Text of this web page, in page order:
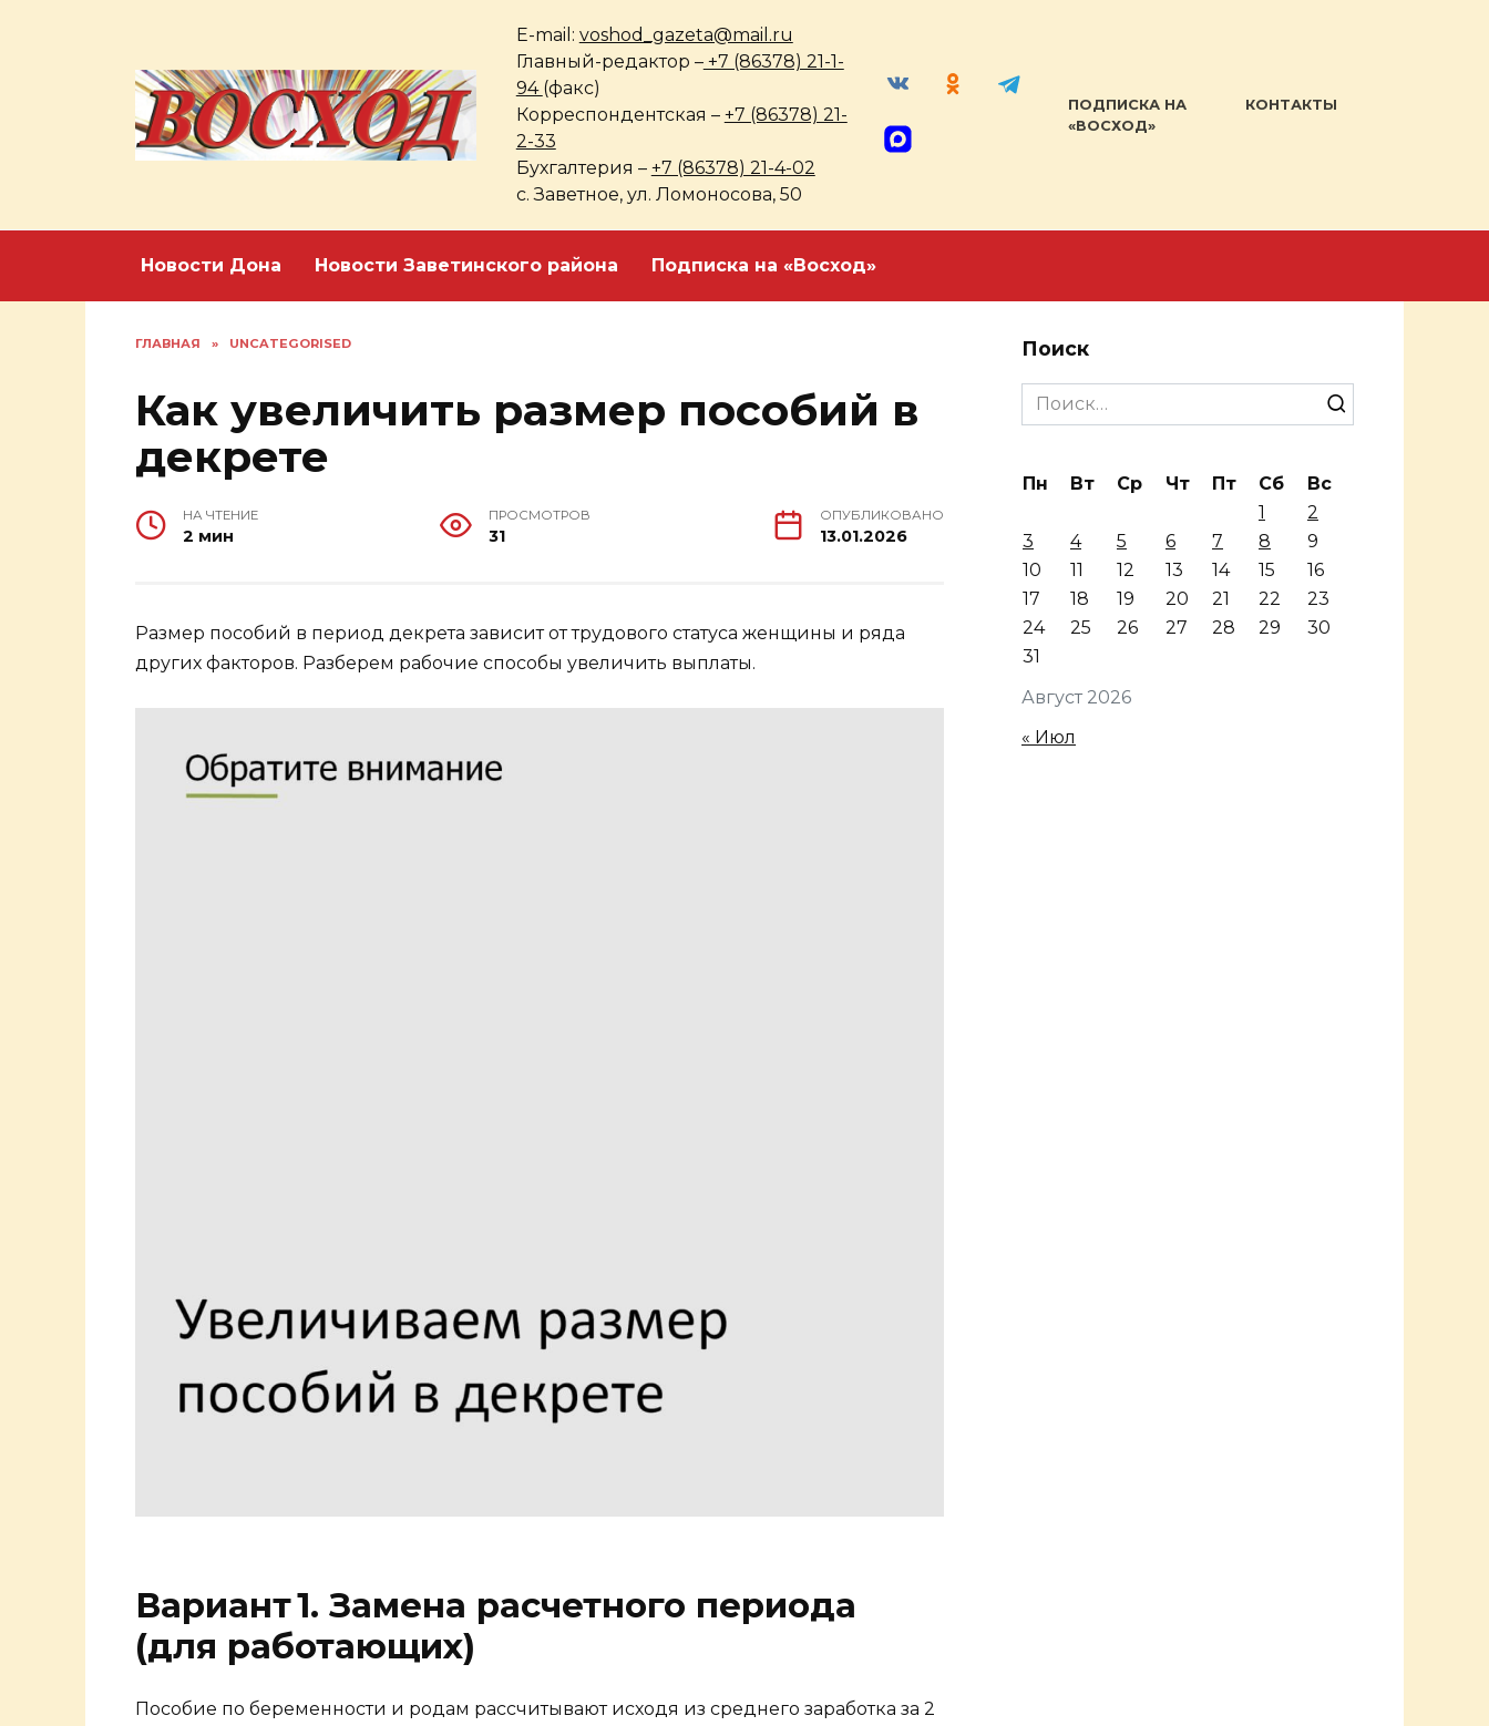
E-mail: voshod_gazeta@mail.ru
Главный-редактор –+7 (86378) 21-1-
94 (факс)
Корреспондентская – +7 (86378) 21-
2-33
Бухгалтерия – +7 (86378) 21-4-02
с. Заветное, ул. Ломоносова, 50
ПОДПИСКА НА
«ВОСХОД»
КОНТАКТЫ
Новости Дона Новости Заветинского района Подписка на «Восход»
ГЛАВНАЯ » UNCATEGORISED
Как увеличить размер пособий в
декрете
НА ЧТЕНИЕ
2 мин
ПРОСМОТРОВ
31
ОПУБЛИКОВАНО
13.01.2026
Размер пособий в период декрета зависит от трудового статуса женщины и ряда
других факторов. Разберем рабочие способы увеличить выплаты.
Вариант 1. Замена расчетного периода
(для работающих)
Пособие по беременности и родам рассчитывают исходя из среднего заработка за 2
Поиск
Search
for:
Август 2026
Пн Вт Ср Чт Пт Сб
Вс
1
2
3
4 5 6 7 8
9
10
11 12 13 14 15
16
17
18 19 20 21 22
23
24
25 26 27 28 29
30
31
« Июл